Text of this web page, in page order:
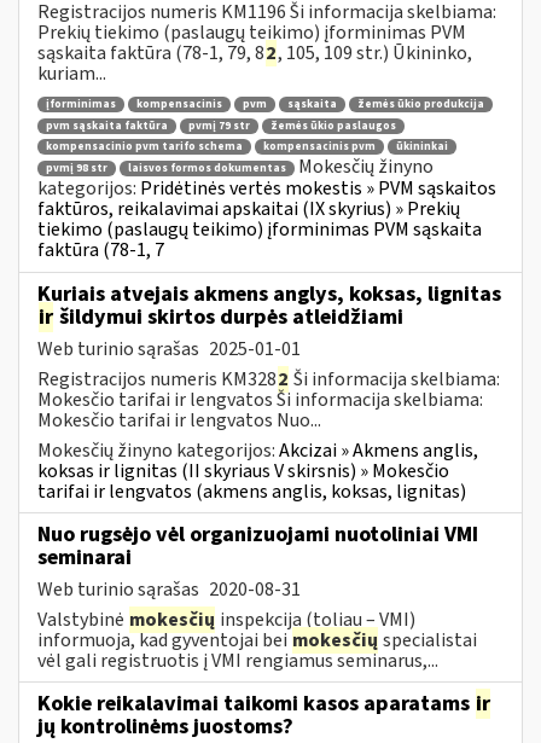
Registracijos numeris KM1196 Ši informacija skelbiama:
Prekių tiekimo (paslaugų teikimo) įforminimas PVM
sąskaita faktūra (78-1, 79, 82, 105, 109 str.) Ūkininko,
kuriam...
įforminimas kompensacinis pvm sąskaita
žemės ūkio produkcija
pvm sąskaita faktūra
pvmį 79 str
žemės ūkio paslaugos
kompensacinio pvm tarifo schema
kompensacinis pvm
ūkininkai
pvmį 98 str
laisvos formos dokumentas
Mokesčių žinyno
kategorijos: Pridėtinės vertės mokestis » PVM sąskaitos
faktūros, reikalavimai apskaitai (IX skyrius) » Prekių
tiekimo (paslaugų teikimo) įforminimas PVM sąskaita
faktūra (78-1, 7
Kuriais atvejais akmens anglys, koksas, lignitas
ir šildymui skirtos durpės atleidžiami
Web turinio sąrašas 2025-01-01
Registracijos numeris KM3282 Ši informacija skelbiama:
Mokesčio tarifai ir lengvatos Ši informacija skelbiama:
Mokesčio tarifai ir lengvatos Nuo...
Mokesčių žinyno kategorijos:Akcizai » Akmens anglis,
koksas ir lignitas (II skyriaus V skirsnis) » Mokesčio
tarifai ir lengvatos (akmens anglis, koksas, lignitas)
Nuo rugsėjo vėl organizuojami nuotoliniai VMI
seminarai
Web turinio sąrašas 2020-08-31
Valstybinė mokesčių inspekcija (toliau – VMI)
informuoja, kad gyventojai bei mokesčių specialistai
vėl gali registruotis į VMI rengiamus seminarus,...
Kokie reikalavimai taikomi kasos aparatams ir
jų kontrolinėms juostoms?